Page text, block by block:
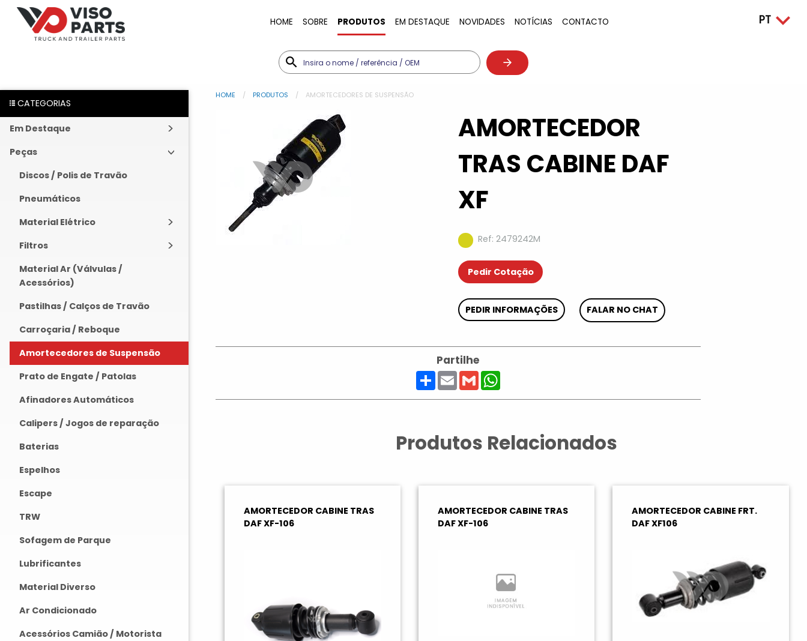
HOME SOBRE PRODUTOS EM DESTAQUE NOVIDADES NOTÍCIAS CONTACTO
CATEGORIAS
Em Destaque
Peças
Discos / Polis de Travão
Pneumáticos
Material Elétrico
Filtros
Material Ar (Válvulas /
Acessórios)
Pastilhas / Calços de Travão
Carroçaria / Reboque
Amortecedores de Suspensão
Prato de Engate / Patolas
Afinadores Automáticos
Calipers / Jogos de reparação
Baterias
Espelhos
Escape
TRW
Sofagem de Parque
Lubrificantes
Material Diverso
Ar Condicionado
Acessórios Camião / Motorista
HOME PRODUTOS AMORTECEDORES DE SUSPENSÃO
AMORTECEDOR
TRAS CABINE DAF
XF
Ref: 2479242M
Pedir Cotação
PEDIR INFORMAÇÕES FALAR NO CHAT
Partilhe
ShareEmailGmailWhatsApp
Produtos Relacionados
AMORTECEDOR CABINE TRAS
DAF XF-106
AMORTECEDOR CABINE TRAS
DAF XF-106
AMORTECEDOR CABINE FRT.
DAF XF106